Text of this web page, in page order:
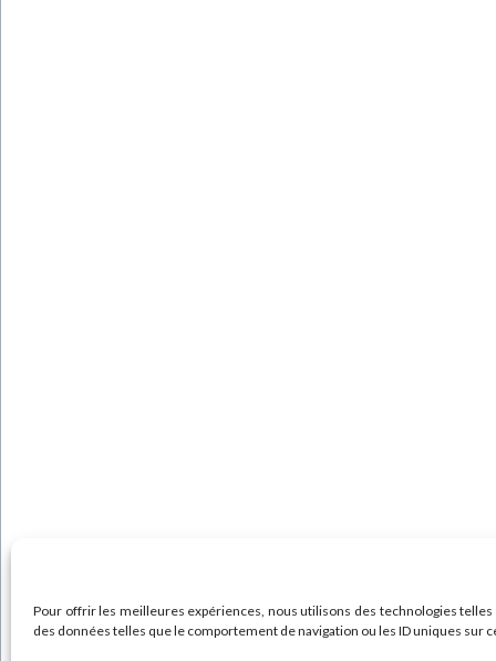
Pour offrir les meilleures expériences, nous utilisons des technologies
des données telles que le comportement de navigation ou les ID uniques